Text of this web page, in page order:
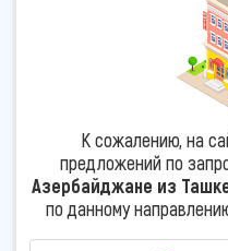
К сожалению, на
предложений по
Азербайджане из
по данному